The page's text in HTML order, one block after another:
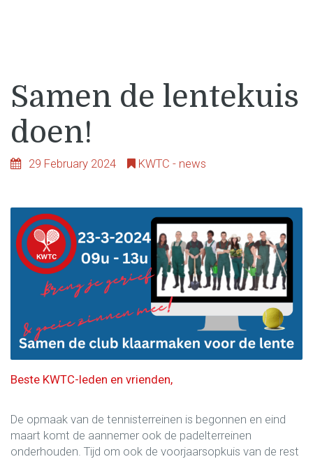
Samen de lentekuis
doen!
29 February 2024 KWTC - news
Beste KWTC-leden en vrienden,
De opmaak van de tennisterreinen is begonnen en eind
maart komt de aannemer ook de padelterreinen
onderhouden. Tijd om ook de voorjaarsopkuis van de rest